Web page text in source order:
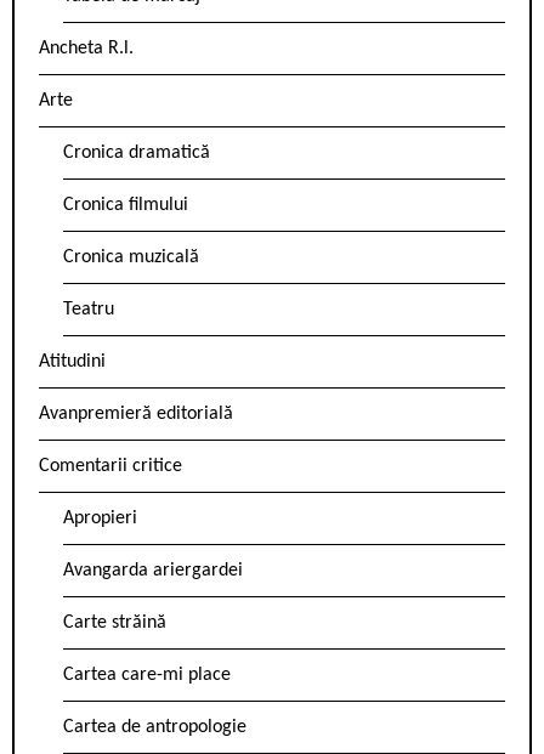
Ancheta R.l.
Arte
Cronica dramatică
Cronica filmului
Cronica muzicală
Teatru
Atitudini
Avanpremieră editorială
Comentarii critice
Apropieri
Avangarda ariergardei
Carte străină
Cartea care-mi place
Cartea de antropologie